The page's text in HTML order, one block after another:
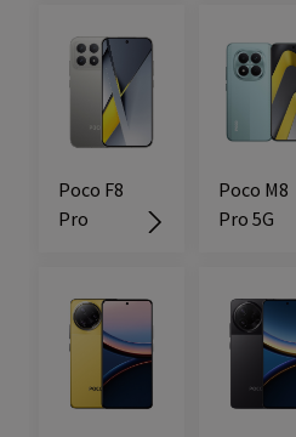
Poco F8
Pro
Poco M8
Pro 5G